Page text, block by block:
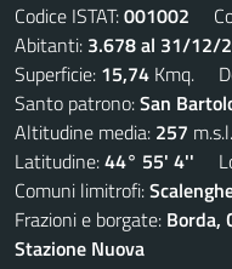
Codice ISTAT:001002
Abitanti: 3.678 al 31/12/
Superficie: 15,74 Kmq.
Santo patrono:San
Altitudine media: 257
Latitudine:44° 55' 4''
Comuni limitrofi:
Frazioni e borgate: Borda,
Stazione Nuova